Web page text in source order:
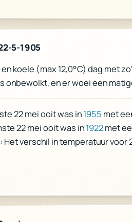
5-1905
koele (max 12,0°C) dag met
onbewolkt, en er woei een
22 mei ooit was in1955 met
22 mei ooit was in1922met
verschil in temperatuur voor